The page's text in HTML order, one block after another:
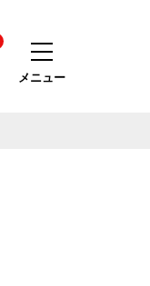
メニュー